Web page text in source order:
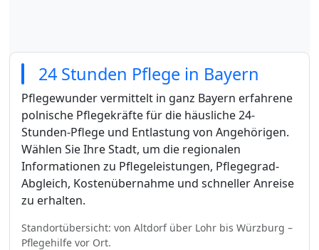
24 Stunden Pflege in Bayern
Pflegewunder vermittelt in ganz Bayern erfahrene
polnische Pflegekräfte für die häusliche 24-
Stunden-Pflege und Entlastung von Angehörigen.
Wählen Sie Ihre Stadt, um die regionalen
Informationen zu Pflegeleistungen, Pflegegrad-
Abgleich, Kostenübernahme und schneller Anreise
zu erhalten.
Standortübersicht: von Altdorf über Lohr bis Würzburg –
Pflegehilfe vor Ort.